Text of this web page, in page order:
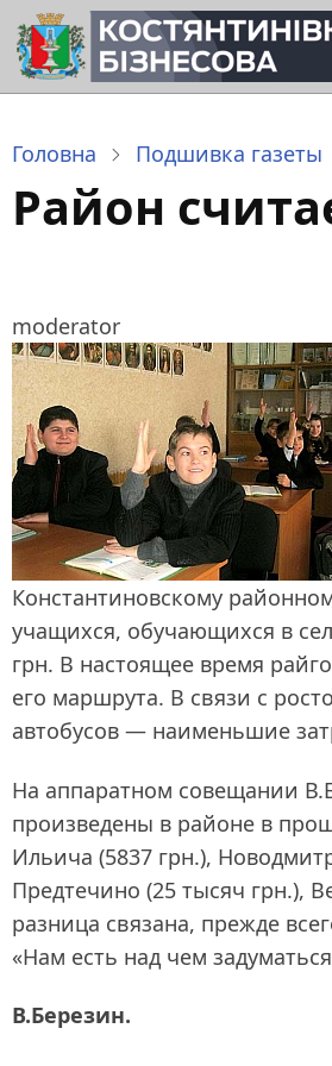
Перейти
до
основного
Головна Подшивка газеты
Район
moderator
Константиновскому
учащихся, обучающихся в
грн. В настоящее время
его маршрута. В связи с
автобусов — наименьшие
На аппаратном совещании
произведены в районе в
Ильича (5837 грн.),
Предтечино (25 тысяч грн.),
разница связана, прежде
«Нам есть над чем
В.Березин.